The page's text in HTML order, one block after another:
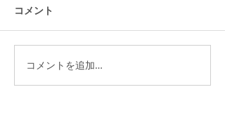
コメント
コメントを追加…